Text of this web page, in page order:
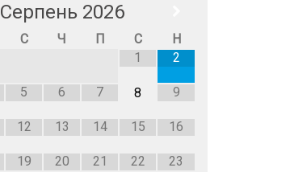
Серпень 2026
С Ч П С
Н
1
2
5 6 7 8 9
12 13 14 15 16
19 20 21 22 23